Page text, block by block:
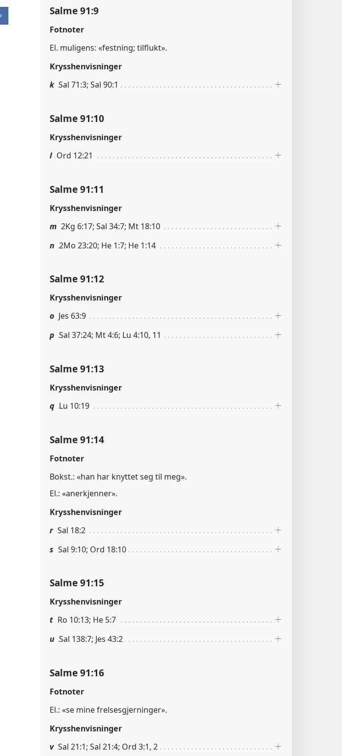
Salme 91:9
Fotnoter
El. muligens: «festning; tilflukt».
Krysshenvisninger
k Sal 71:3; Sal 90:1
Salme 91:10
Krysshenvisninger
l Ord 12:21
Salme 91:11
Krysshenvisninger
m 2Kg 6:17; Sal 34:7; Mt 18:10
n 2Mo 23:20; He 1:7; He 1:14
Salme 91:12
Krysshenvisninger
o Jes 63:9
p Sal 37:24; Mt 4:6; Lu 4:10, 11
Salme 91:13
Krysshenvisninger
q Lu 10:19
Salme 91:14
Fotnoter
Bokst.: «han har knyttet seg til meg».
El.: «anerkjenner».
Krysshenvisninger
r Sal 18:2
s Sal 9:10; Ord 18:10
Salme 91:15
Krysshenvisninger
t Ro 10:13; He 5:7
u Sal 138:7; Jes 43:2
Salme 91:16
Fotnoter
El.: «se mine frelsesgjerninger».
Krysshenvisninger
v Sal 21:1; Sal 21:4; Ord 3:1, 2